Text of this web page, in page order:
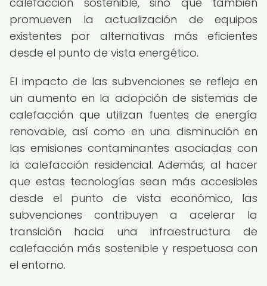
promueven la actualización de equipos
existentes por alternativas más eficientes
desde el punto de vista energético.
El impacto de las subvenciones se refleja en
un aumento en la adopción de sistemas de
calefacción que utilizan fuentes de energía
renovable, así como en una disminución en
las emisiones contaminantes asociadas con
la calefacción residencial. Además, al hacer
que estas tecnologías sean más accesibles
desde el punto de vista económico, las
subvenciones contribuyen a acelerar la
transición hacia una infraestructura de
calefacción más sostenible y respetuosa con
el entorno.